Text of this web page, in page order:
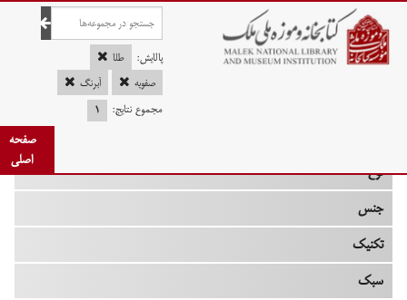
صفحه اصلی
پالایش:
طلا
صفویه
آبرنگ
مجموع نتایج:
۱
صفحه
اصلی
نوع
جنس
تکنیک
سبک